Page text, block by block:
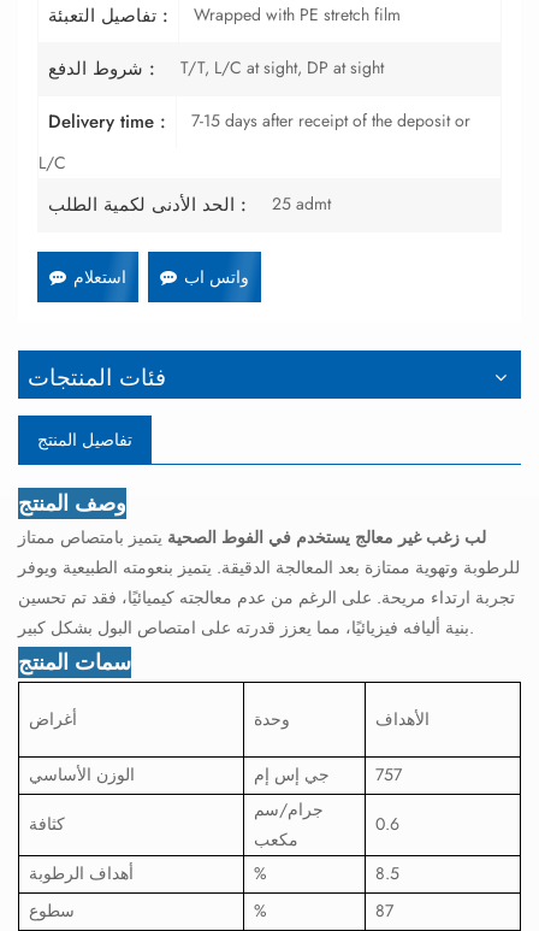
تفاصيل التعبئة : Wrapped with PE stretch film
شروط الدفع : T/T, L/C at sight, DP at sight
Delivery time :
7-15 days after receipt of the deposit or
L/C
الحد الأدنى لكمية الطلب : 25 admt
استعلام واتس اب
فئات المنتجات
تفاصيل المنتج
وصف المنتج
لب زغب غير معالج يستخدم في الفوط الصحية يتميز بامتصاص ممتاز
للرطوبة وتهوية ممتازة بعد المعالجة الدقيقة. يتميز بنعومته الطبيعية ويوفر
تجربة ارتداء مريحة. على الرغم من عدم معالجته كيميائيًا، فقد تم تحسين
بنية أليافه فيزيائيًا، مما يعزز قدرته على امتصاص البول بشكل كبير.
سمات المنتج
أغراض وحدة الأهداف
الوزن الأساسي جي إس إم 757
كثافة
جرام/سم
مكعب
0.6
أهداف الرطوبة %
8.5
سطوع
% 87